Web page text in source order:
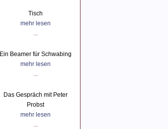
Tisch
mehr lesen
...
Ein Beamer für Schwabing
mehr lesen
...
Das Gespräch mit Peter
Probst
mehr lesen
...